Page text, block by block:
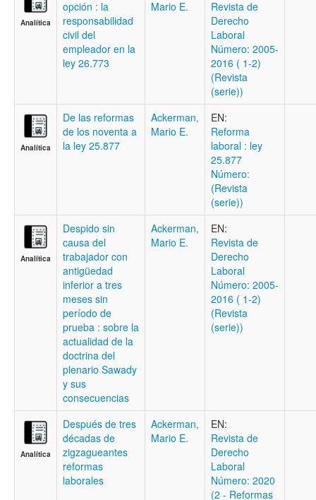
Analítica
opción : la
responsabilidad
civil del
empleador en la
ley 26.773
Mario E.
Revista de
Derecho
Laboral
Número: 2005-
2016 ( 1-2)
(Revista
(serie))
Analítica
De las reformas
de los noventa a
la ley 25.877
Ackerman,
Mario E.
EN:
Reforma
laboral : ley
25.877
Número:
(Revista
(serie))
Analítica
Despido sin
causa del
trabajador con
antigüedad
inferior a tres
meses sin
período de
prueba : sobre la
actualidad de la
doctrina del
plenario Sawady
y sus
consecuencias
Ackerman,
Mario E.
EN:
Revista de
Derecho
Laboral
Número: 2005-
2016 ( 1-2)
(Revista
(serie))
Analítica
Después de tres
décadas de
zigzagueantes
reformas
laborales
Ackerman,
Mario E.
EN:
Revista de
Derecho
Laboral
Número: 2020
(2 - Reformas